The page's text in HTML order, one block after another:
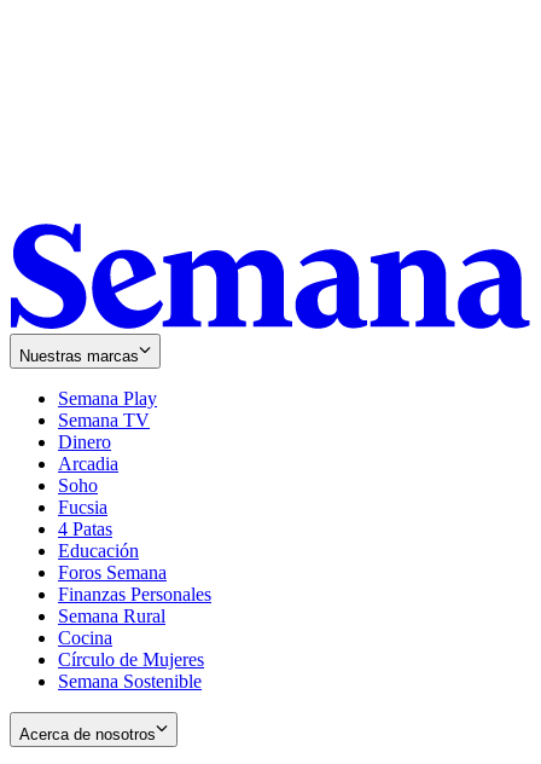
Nuestras marcas
Semana Play
Semana TV
Dinero
Arcadia
Soho
in
new
window
Fucsia
in
new
window
4 Patas
Educación
Foros Semana
Finanzas Personales
Semana Rural
Cocina
Círculo de Mujeres
Semana Sostenible
Acerca de nosotros